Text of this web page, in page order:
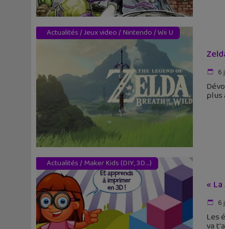
Actualités/Jeux video/ Nintendo/Wii U
6
plus
Actualités/ Maker Kids (DIY, 3D...)
«
6
Les
va